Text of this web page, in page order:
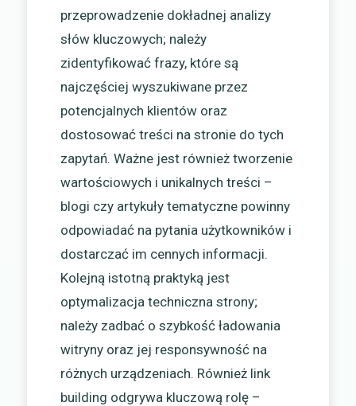
przeprowadzenie dokładnej analizy
słów kluczowych; należy
zidentyfikować frazy, które są
najczęściej wyszukiwane przez
potencjalnych klientów oraz
dostosować treści na stronie do tych
zapytań. Ważne jest również tworzenie
wartościowych i unikalnych treści –
blogi czy artykuły tematyczne powinny
odpowiadać na pytania użytkowników i
dostarczać im cennych informacji.
Kolejną istotną praktyką jest
optymalizacja techniczna strony;
należy zadbać o szybkość ładowania
witryny oraz jej responsywność na
różnych urządzeniach. Również link
building odgrywa kluczową rolę –